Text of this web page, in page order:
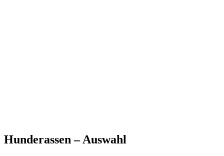
Hunderassen – Auswahl